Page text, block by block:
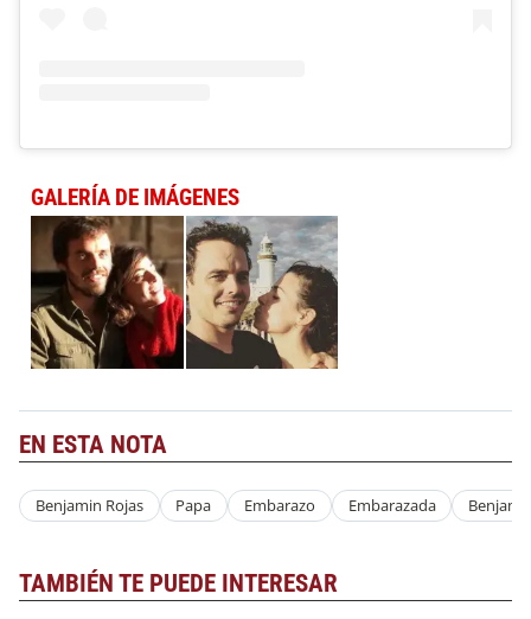
GALERÍA DE IMÁGENES
EN ESTA NOTA
Benjamin Rojas Papa Embarazo Embarazada
TAMBIÉN TE PUEDE INTERESAR